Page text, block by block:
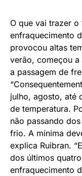
O que vai trazer
enfraquecimento
provocou altas
verão, começou
a passagem de
julho, agosto, até
de temperatura.
não passando
frio. A mínima
explica Ruibran.
dos últimos
enfraquecimento